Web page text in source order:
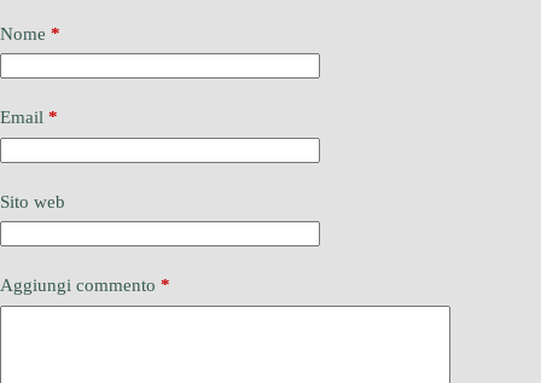
Nome *
Email *
Sito web
Aggiungi commento *